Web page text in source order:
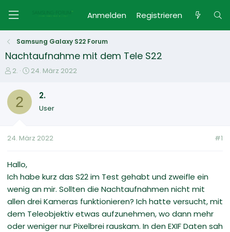
Anmelden Registrieren
Samsung Galaxy S22 Forum
Nachtaufnahme mit dem Tele S22
E
s
e
e
2.
E
t
24. März 2022
2 2.
User
24. März 2022 #1
Hallo,
Ich habe kurz das S22 im Test gehabt und zweifle ein
wenig an mir. Sollten die Nachtaufnahmen nicht mit
allen drei Kameras funktionieren? Ich hatte versucht, mit
dem Teleobjektiv etwas aufzunehmen, wo dann mehr
oder weniger nur Pixelbrei rauskam. In den EXIF Daten sah